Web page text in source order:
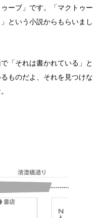
ーブ」です。「マクトゥー
」という小説からもらいまし
「それは書かれている」と
ものだよ、それを見つけな